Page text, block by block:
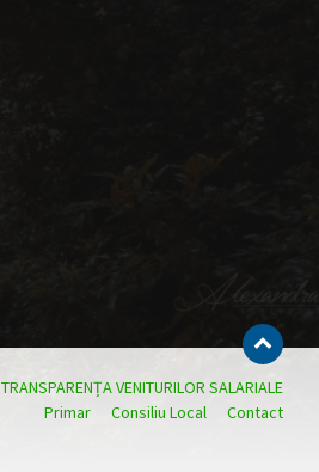
TRANSPARENȚA VENITURILOR SALARIALE
Primar
Consiliu Local Contact